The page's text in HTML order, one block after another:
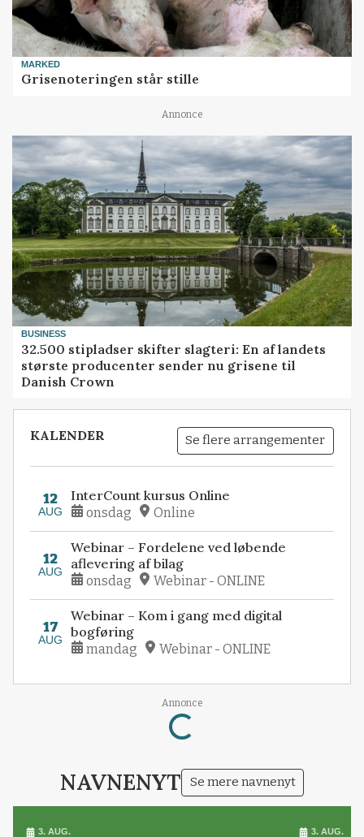
MARKED
Grisenoteringen står stille
Annonce
BUSINESS
32.500 stipladser skifter slagteri: En af landets
største producenter sender nu grisene til
Danish Crown
KALENDER Se flere arrangementer
12
AUG
InterCount kursus Online
onsdag Online
12
AUG
Webinar – Fordelene ved løbende
aflevering af bilag
onsdag Webinar - ONLINE
17
AUG
Webinar – Kom i gang med digital
bogføring
mandag Webinar - ONLINE
Annonce
Loading...
NAVNENYT Se mere navnenyt
3. AUG. 3. AUG.